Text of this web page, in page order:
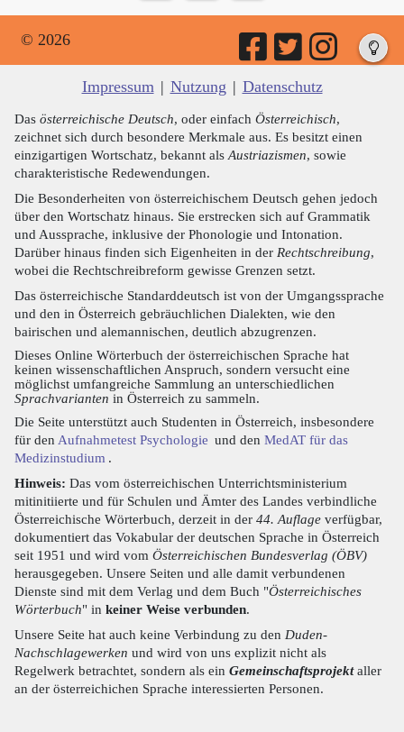
© 2026
Impressum | Nutzung | Datenschutz
Das österreichische Deutsch, oder einfach Österreichisch,
zeichnet sich durch besondere Merkmale aus. Es besitzt einen
einzigartigen Wortschatz, bekannt als Austriazismen, sowie
charakteristische Redewendungen.
Die Besonderheiten von österreichischem Deutsch gehen jedoch
über den Wortschatz hinaus. Sie erstrecken sich auf Grammatik
und Aussprache, inklusive der Phonologie und Intonation.
Darüber hinaus finden sich Eigenheiten in der Rechtschreibung,
wobei die Rechtschreibreform gewisse Grenzen setzt.
Das österreichische Standarddeutsch ist von der Umgangssprache
und den in Österreich gebräuchlichen Dialekten, wie den
bairischen und alemannischen, deutlich abzugrenzen.
Dieses Online Wörterbuch der österreichischen Sprache hat
keinen wissenschaftlichen Anspruch, sondern versucht eine
möglichst umfangreiche Sammlung an unterschiedlichen
Sprachvarianten in Österreich zu sammeln.
Die Seite unterstützt auch Studenten in Österreich, insbesondere
für den Aufnahmetest Psychologie und den MedAT für das
Medizinstudium .
Hinweis: Das vom österreichischen Unterrichtsministerium
mitinitiierte und für Schulen und Ämter des Landes verbindliche
Österreichische Wörterbuch, derzeit in der 44. Auflage verfügbar,
dokumentiert das Vokabular der deutschen Sprache in Österreich
seit 1951 und wird vom Österreichischen Bundesverlag (ÖBV)
herausgegeben. Unsere Seiten und alle damit verbundenen
Dienste sind mit dem Verlag und dem Buch "Österreichisches
Wörterbuch" in keiner Weise verbunden.
Unsere Seite hat auch keine Verbindung zu den Duden-
Nachschlagewerken und wird von uns explizit nicht als
Regelwerk betrachtet, sondern als ein Gemeinschaftsprojektaller
an der österreichichen Sprache interessierten Personen.